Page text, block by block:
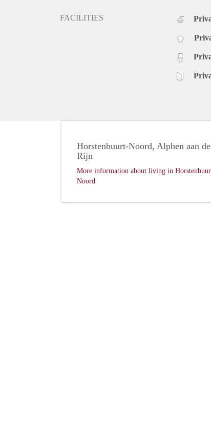
FACILITIES
Horstenbuurt-Noord, Alphen aan
Rijn
More information about living in
Noord